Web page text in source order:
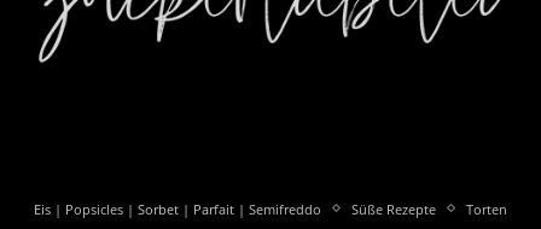
Eis | Popsicles | Sorbet | Parfait | Semifreddo Süße Rezepte Torten